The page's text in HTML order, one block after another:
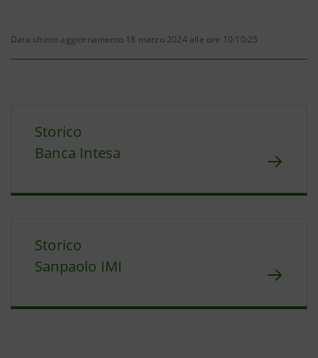
Data ultimo aggiornamento 18 marzo 2024 alle ore 10:10:25
Storico
Banca Intesa
Storico
Sanpaolo IMI